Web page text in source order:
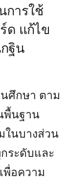
การใช้
ด แก้ไข
ฐิน
นศึกษา ตาม
พื้นฐาน
ในบางส่วน
ระดับและ
พื่อความ